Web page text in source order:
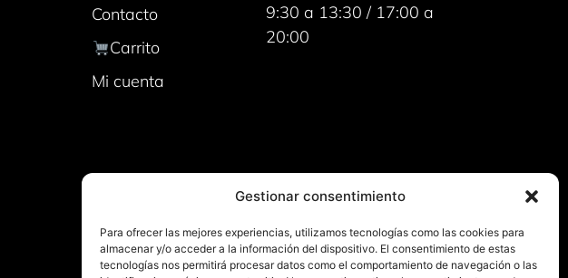
Gestionar consentimiento
Para ofrecer las mejores experiencias, utilizamos tecnologías como las cookies para
almacenar y/o acceder a la información del dispositivo. El consentimiento de estas
tecnologías nos permitirá procesar datos como el comportamiento de navegación o las
Contacto
Carrito
Mi cuenta
9:30 a 13:30 / 17:00 a
20:00